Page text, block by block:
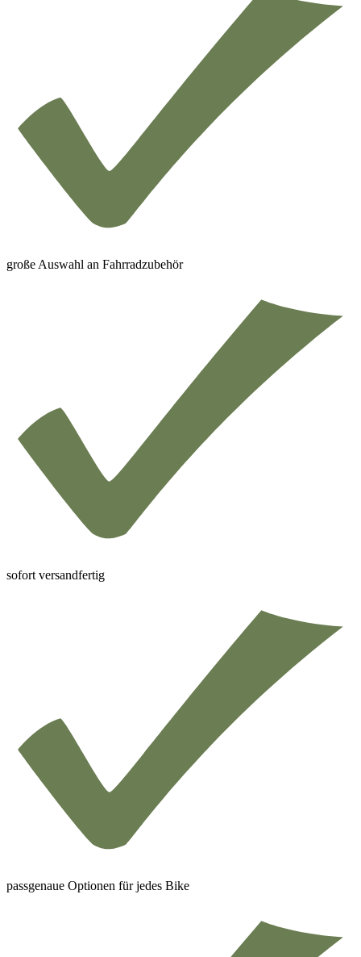
große Auswahl an Fahrradzubehör
sofort versandfertig
passgenaue Optionen für jedes Bike